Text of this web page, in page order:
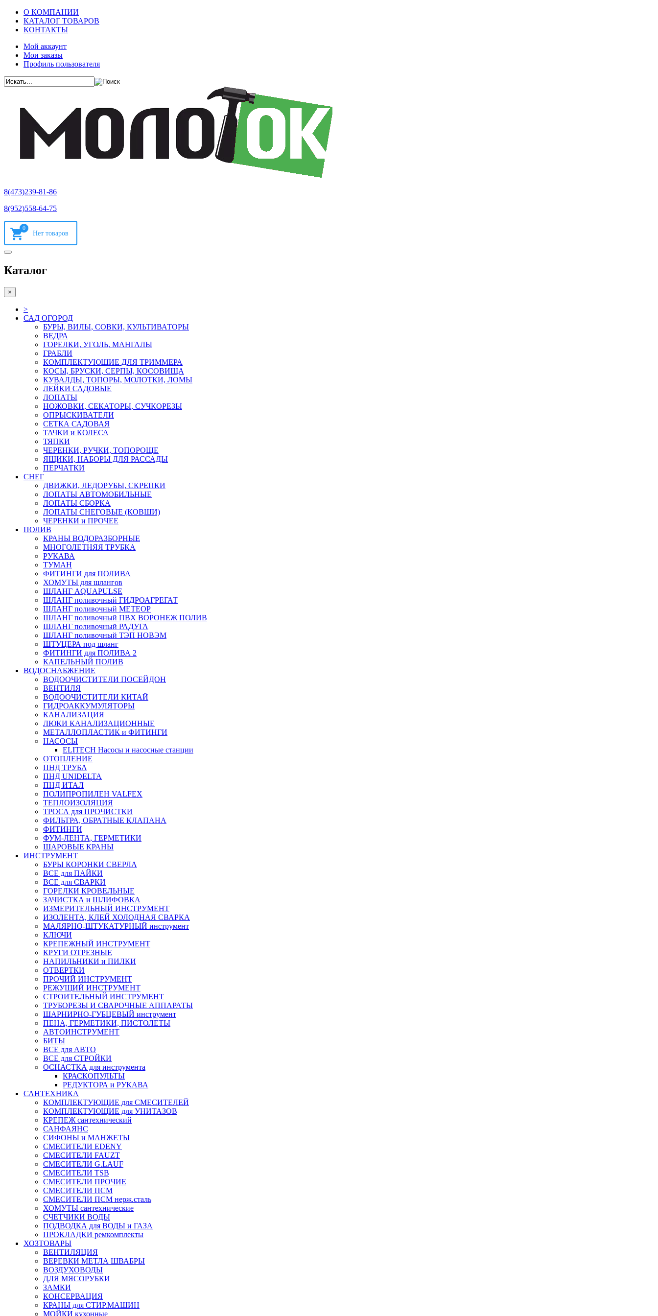
О КОМПАНИИ
КАТАЛОГ ТОВАРОВ
КОНТАКТЫ
Мой аккаунт
Мои заказы
Профиль пользователя
8(473)239-81-86
8(952)558-64-75
0
Каталог
×
>
САД ОГОРОД
БУРЫ, ВИЛЫ, СОВКИ, КУЛЬТИВАТОРЫ
ВЕДРА
ГОРЕЛКИ, УГОЛЬ, МАНГАЛЫ
ГРАБЛИ
КОМПЛЕКТУЮШИЕ ДЛЯ ТРИММЕРА
КОСЫ, БРУСКИ, СЕРПЫ, КОСОВИЩА
КУВАЛДЫ, ТОПОРЫ, МОЛОТКИ, ЛОМЫ
ЛЕЙКИ САДОВЫЕ
ЛОПАТЫ
НОЖОВКИ, СЕКАТОРЫ, СУЧКОРЕЗЫ
ОПРЫСКИВАТЕЛИ
СЕТКА САДОВАЯ
ТАЧКИ и КОЛЕСА
ТЯПКИ
ЧЕРЕНКИ, РУЧКИ, ТОПОРОЩЕ
ЯЩИКИ, НАБОРЫ ДЛЯ РАССАДЫ
ПЕРЧАТКИ
СНЕГ
ДВИЖКИ, ЛЕДОРУБЫ, СКРЕПКИ
ЛОПАТЫ АВТОМОБИЛЬНЫЕ
ЛОПАТЫ СБОРКА
ЛОПАТЫ СНЕГОВЫЕ (КОВШИ)
ЧЕРЕНКИ и ПРОЧЕЕ
ПОЛИВ
КРАНЫ ВОДОРАЗБОРНЫЕ
МНОГОЛЕТНЯЯ ТРУБКА
РУКАВА
ТУМАН
ФИТИНГИ для ПОЛИВА
ХОМУТЫ для шлангов
ШЛАНГ AQUAPULSE
ШЛАНГ поливочный ГИДРОАГРЕГАТ
ШЛАНГ поливочный МЕТЕОР
ШЛАНГ поливочный ПВХ ВОРОНЕЖ ПОЛИВ
ШЛАНГ поливочный РАДУГА
ШЛАНГ поливочный ТЭП НОВЭМ
ШТУЦЕРА под шланг
ФИТИНГИ для ПОЛИВА 2
КАПЕЛЬНЫЙ ПОЛИВ
ВОДОСНАБЖЕНИЕ
ВОДООЧИСТИТЕЛИ ПОСЕЙДОН
ВЕНТИЛЯ
ВОДООЧИСТИТЕЛИ КИТАЙ
ГИДРОАККУМУЛЯТОРЫ
КАНАЛИЗАЦИЯ
ЛЮКИ КАНАЛИЗАЦИОННЫЕ
МЕТАЛЛОПЛАСТИК и ФИТИНГИ
НАСОСЫ
ELITECH Насосы и насосные станции
ОТОПЛЕНИЕ
ПНД ТРУБА
ПНД UNIDELTA
ПНД ИТАЛ
ПОЛИПРОПИЛЕН VALFEX
ТЕПЛОИЗОЛЯЦИЯ
ТРОСА для ПРОЧИСТКИ
ФИЛЬТРА, ОБРАТНЫЕ КЛАПАНА
ФИТИНГИ
ФУМ-ЛЕНТА, ГЕРМЕТИКИ
ШАРОВЫЕ КРАНЫ
ИНСТРУМЕНТ
БУРЫ КОРОНКИ СВЕРЛА
ВСЕ для ПАЙКИ
ВСЕ для СВАРКИ
ГОРЕЛКИ КРОВЕЛЬНЫЕ
ЗАЧИСТКА и ШЛИФОВКА
ИЗМЕРИТЕЛЬНЫЙ ИНСТРУМЕНТ
ИЗОЛЕНТА, КЛЕЙ ХОЛОДНАЯ СВАРКА
МАЛЯРНО-ШТУКАТУРНЫЙ инструмент
КЛЮЧИ
КРЕПЕЖНЫЙ ИНСТРУМЕНТ
КРУГИ ОТРЕЗНЫЕ
НАПИЛЬНИКИ и ПИЛКИ
ОТВЕРТКИ
ПРОЧИЙ ИНСТРУМЕНТ
РЕЖУЩИЙ ИНСТРУМЕНТ
СТРОИТЕЛЬНЫЙ ИНСТРУМЕНТ
ТРУБОРЕЗЫ И СВАРОЧНЫЕ АППАРАТЫ
ШАРНИРНО-ГУБЦЕВЫЙ инструмент
ПЕНА, ГЕРМЕТИКИ, ПИСТОЛЕТЫ
АВТОИНСТРУМЕНТ
БИТЫ
ВСЕ для АВТО
ВСЕ для СТРОЙКИ
ОСНАСТКА для инструмента
КРАСКОПУЛЬТЫ
РЕДУКТОРА и РУКАВА
САНТЕХНИКА
КОМПЛЕКТУЮЩИЕ для СМЕСИТЕЛЕЙ
КОМПЛЕКТУЮЩИЕ для УНИТАЗОВ
КРЕПЕЖ сантехнический
САНФАЯНС
СИФОНЫ и МАНЖЕТЫ
СМЕСИТЕЛИ EDENY
СМЕСИТЕЛИ FAUZT
СМЕСИТЕЛИ G.LAUF
СМЕСИТЕЛИ TSB
СМЕСИТЕЛИ ПРОЧИЕ
СМЕСИТЕЛИ ПСМ
СМЕСИТЕЛИ ПСМ нерж.сталь
ХОМУТЫ сантехнические
СЧЕТЧИКИ ВОДЫ
ПОДВОДКА для ВОДЫ и ГАЗА
ПРОКЛАДКИ ремкомплекты
ХОЗТОВАРЫ
ВЕНТИЛЯЦИЯ
ВЕРЕВКИ МЕТЛА ШВАБРЫ
ВОЗДУХОВОДЫ
ДЛЯ МЯСОРУБКИ
ЗАМКИ
КОНСЕРВАЦИЯ
КРАНЫ для СТИР.МАШИН
МОЙКИ кухонные